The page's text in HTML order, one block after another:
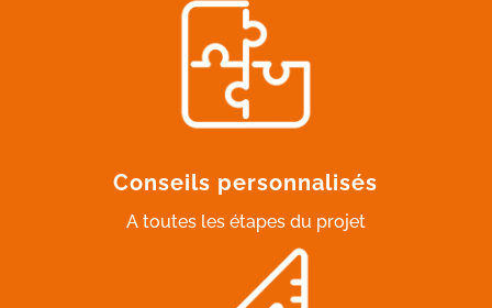
Conseils personnalisés
A toutes les étapes du projet